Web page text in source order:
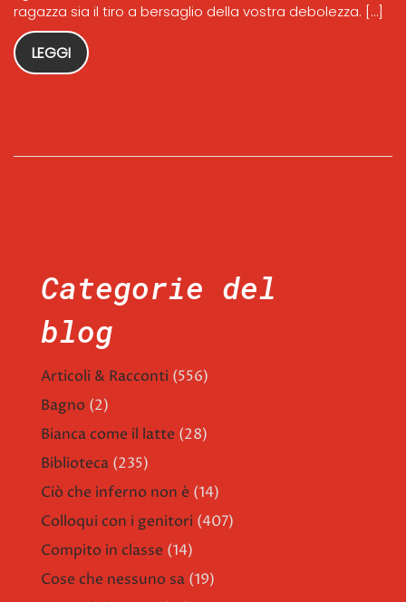
ragazza sia il tiro a bersaglio della vostra debolezza. […]
LEGGI
Categorie del
blog
Articoli & Racconti (556)
Bagno (2)
Bianca come il latte (28)
Biblioteca (235)
Ciò che inferno non è (14)
Colloqui con i genitori (407)
Compito in classe (14)
Cose che nessuno sa (19)